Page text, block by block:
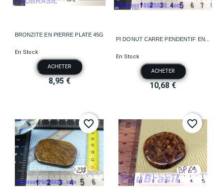
BRONZITE EN PIERRE PLATE 45G
En Stock
ACHETER
8,95 €
PI DONUT CARRE PENDENTIF EN...
En Stock
ACHETER
10,68 €
favorite_border favorite_border